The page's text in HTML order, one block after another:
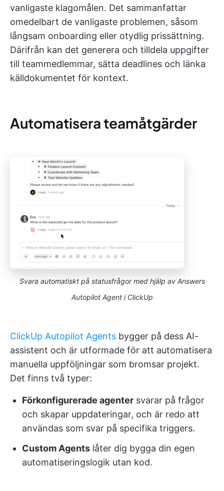
vanligaste klagomålen. Det sammanfattar
omedelbart de vanligaste problemen, såsom
långsam onboarding eller otydlig prissättning.
Därifrån kan det generera och tilldela uppgifter
till teammedlemmar, sätta deadlines och länka
källdokumentet för kontext.
Automatisera teamåtgärder
Svara automatiskt på statusfrågor med hjälp av Answers
Autopilot Agent i ClickUp
ClickUp Autopilot Agents bygger på dess AI-
assistent och är utformade för att automatisera
manuella uppföljningar som bromsar projekt.
Det finns två typer:
Förkonfigurerade agenter svarar på frågor
och skapar uppdateringar, och är redo att
användas som svar på specifika triggers.
Custom Agents låter dig bygga din egen
automatiseringslogik utan kod.